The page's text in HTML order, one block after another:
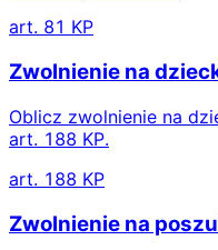
art. 81 KP
Zwolnienie na
Oblicz zwolnienie na
art. 188 KP.
art. 188 KP
Zwolnienie na